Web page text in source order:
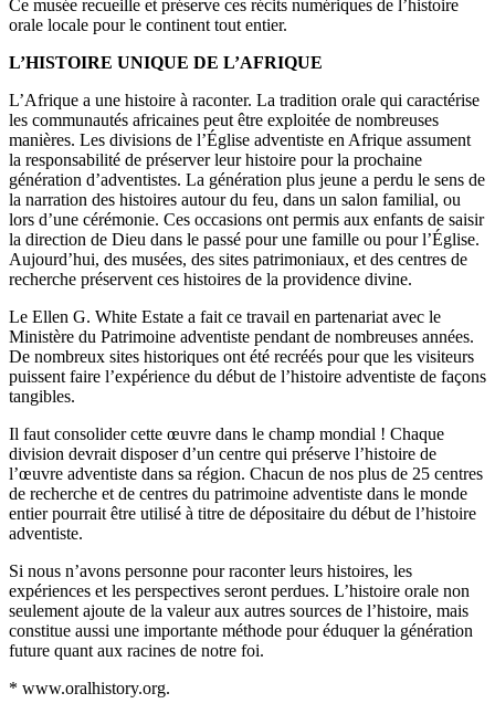
Ce musée recueille et préserve ces récits numériques de l’histoire
orale locale pour le continent tout entier.
L’HISTOIRE UNIQUE DE L’AFRIQUE
L’Afrique a une histoire à raconter. La tradition orale qui caractérise
les communautés africaines peut être exploitée de nombreuses
manières. Les divisions de l’Église adventiste en Afrique assument
la responsabilité de préserver leur histoire pour la prochaine
génération d’adventistes. La génération plus jeune a perdu le sens de
la narration des histoires autour du feu, dans un salon familial, ou
lors d’une cérémonie. Ces occasions ont permis aux enfants de saisir
la direction de Dieu dans le passé pour une famille ou pour l’Église.
Aujourd’hui, des musées, des sites patrimoniaux, et des centres de
recherche préservent ces histoires de la providence divine.
Le Ellen G. White Estate a fait ce travail en partenariat avec le
Ministère du Patrimoine adventiste pendant de nombreuses années.
De nombreux sites historiques ont été recréés pour que les visiteurs
puissent faire l’expérience du début de l’histoire adventiste de façons
tangibles.
Il faut consolider cette œuvre dans le champ mondial ! Chaque
division devrait disposer d’un centre qui préserve l’histoire de
l’œuvre adventiste dans sa région. Chacun de nos plus de 25 centres
de recherche et de centres du patrimoine adventiste dans le monde
entier pourrait être utilisé à titre de dépositaire du début de l’histoire
adventiste.
Si nous n’avons personne pour raconter leurs histoires, les
expériences et les perspectives seront perdues. L’histoire orale non
seulement ajoute de la valeur aux autres sources de l’histoire, mais
constitue aussi une importante méthode pour éduquer la génération
future quant aux racines de notre foi.
* www.oralhistory.org.